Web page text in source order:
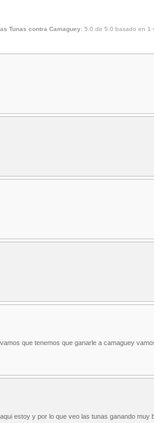
Tunas contra Camaguey: 5.0 de 5.0 basado en 1
que tenemos que ganarle a camaguey
estoy y por lo que veo las tunas ganando muy